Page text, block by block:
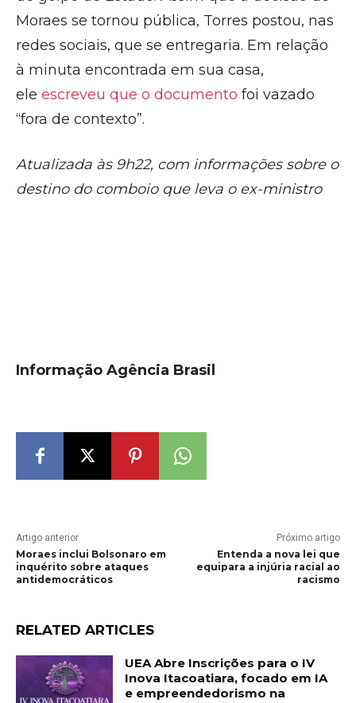
Moraes se tornou pública, Torres postou, nas
redes sociais, que se entregaria. Em relação
à minuta encontrada em sua casa,
ele escreveu que o documento foi vazado
“fora de contexto”.
Atualizada às 9h22, com informações sobre o
destino do comboio que leva o ex-ministro
Informação Agência Brasil
Artigo anterior
Moraes inclui Bolsonaro em
inquérito sobre ataques
antidemocráticos
Próximo artigo
Entenda a nova lei que
equipara a injúria racial ao
racismo
RELATED ARTICLES
UEA Abre Inscrições para o IV
Inova Itacoatiara, focado em IA
e empreendedorismo na